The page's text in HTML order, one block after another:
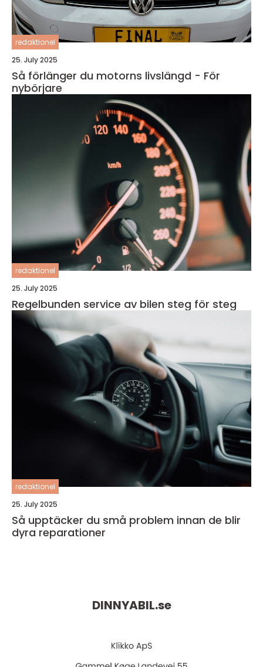
redaktionel
25. July 2025
Så förlänger du motorns livslängd - För
nybörjare
redaktionel
25. July 2025
Regelbunden service av bilen steg för steg
redaktionel
25. July 2025
Så upptäcker du små problem innan de blir
dyra reparationer
DINNYABIL.se